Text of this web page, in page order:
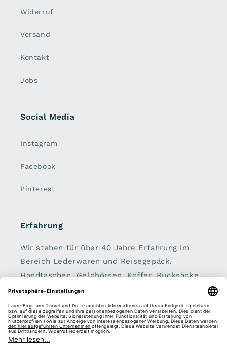
Widerruf
Versand
Kontakt
Jobs
Social Media
Instagram
Facebook
Pinterest
Erfahrung
Wir stehen für über 40 Jahre Erfahrung im
Bereich Lederwaren und Reisegepäck.
Handtaschen, Geldbörsen, Koffer, Rucksäcke
und Schirme sind unser zu Hause.
Sei dabei: